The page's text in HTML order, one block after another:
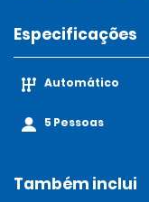
Especificações
Automático
5 Pessoas
Também inclui